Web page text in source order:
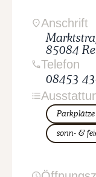
Anschrift
85084
Telefon
08453
Parkplätze
sonn- &